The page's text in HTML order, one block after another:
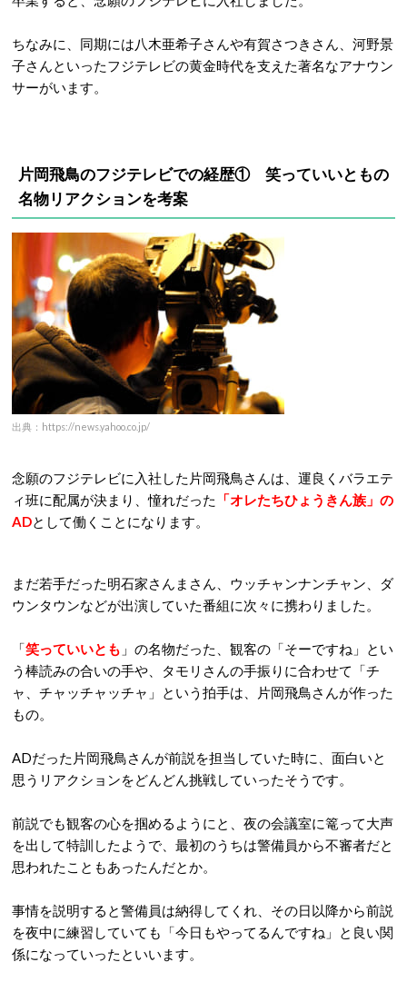
ちなみに、同期には八木亜希子さんや有賀さつきさん、河野景
子さんといったフジテレビの黄金時代を支えた著名なアナウン
サーがいます。
片岡飛鳥のフジテレビでの経歴① 笑っていいともの
名物リアクションを考案
出典：https://news.yahoo.co.jp/
念願のフジテレビに入社した片岡飛鳥さんは、運良くバラエテ
ィ班に配属が決まり、憧れだった
「オレたちひょうきん族」の
ADとして働くことになります。
まだ若手だった明石家さんまさん、ウッチャンナンチャン、ダ
ウンタウンなどが出演していた番組に次々に携わりました。
「笑っていいとも 」の名物だった、観客の「そーですね」とい
う棒読みの合いの手や、タモリさんの手振りに合わせて「チ
ャ、チャッチャッチャ」という拍手は、片岡飛鳥さんが作った
もの。
ADだった片岡飛鳥さんが前説を担当していた時に、面白いと
思うリアクションをどんどん挑戦していったそうです。
前説でも観客の心を掴めるようにと、夜の会議室に篭って大声
を出して特訓したようで、最初のうちは警備員から不審者だと
思われたこともあったんだとか。
事情を説明すると警備員は納得してくれ、その日以降から前説
を夜中に練習していても「今日もやってるんですね」と良い関
係になっていったといいます。